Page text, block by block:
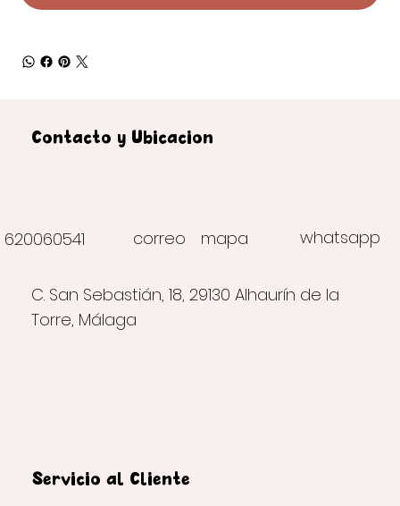
correo
Contacto y Ubicación
620060541 whatsapp
C. San Sebastián, 18, 29130 Alhaurín de la
Torre, Málaga
mapa
Servicio al Cliente